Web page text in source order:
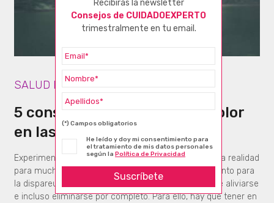
SALUD DE LA MUJER
5 consejos para abordar el dolor
en las relaciones sexuales
Experimentar dolor en las relaciones sexuales es una realidad
para muchas mujeres. No obstante, con un tratamiento para
la dispareunia adecuado, esta afección íntima puede aliviarse
e incluso eliminarse por completo. Para ello, hay que tener en
Recibirás la newsletter
Consejos de CUIDADOEXPERTO
trimestralmente en tu email.
(*) Campos obligatorios
He leído y doy mi consentimiento para
el tratamiento de mis datos personales
según la Política de Privacidad
Suscríbete